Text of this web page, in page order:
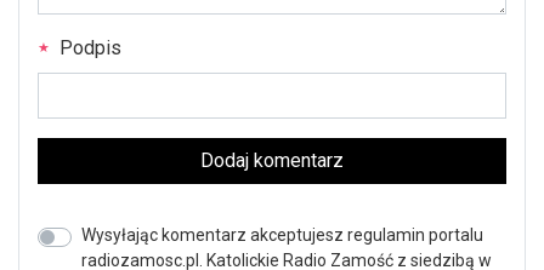
Podpis
Dodaj komentarz
Wysyłając komentarz akceptujesz regulamin portalu
radiozamosc.pl. Katolickie Radio Zamość z siedzibą w